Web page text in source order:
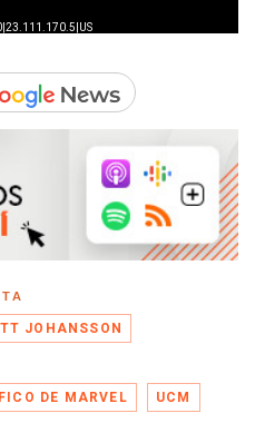
JOHANSSON
DE MARVEL UCM